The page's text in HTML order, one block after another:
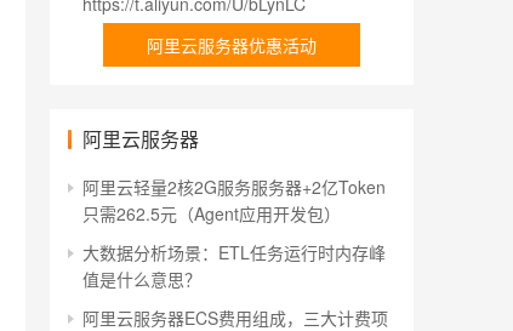
阿里云服务器优惠活动
阿里云服务器
阿里云轻量2核2G服务服务器+2亿Token
只需262.5元（Agent应用开发包）
大数据分析场景：ETL任务运行时内存峰
值是什么意思？
阿里云服务器ECS费用组成，三大计费项